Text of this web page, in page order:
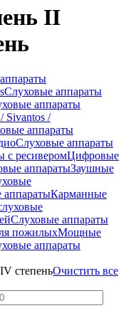
II
Слуховые аппараты
аппараты
Sivantos /
аппараты
Слуховые аппараты
с ресиверомЦифровые
аппаратыЗаушные
аппаратыКарманные
Слуховые аппараты
пожилыхМощные
аппараты
степеньОчистить все